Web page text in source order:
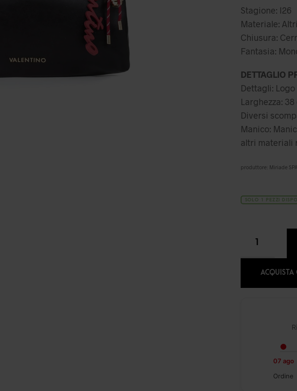
Stagione: I26
Materiale:
Chiusura:
Fantasia:
DETTAGLIO
Dettagli:
Larghezza: 38
Diversi
Manico:
altri materiali
produttore: Miriade
SOLO 1 PEZZI
ACQUISTA
07 ago
Ordine